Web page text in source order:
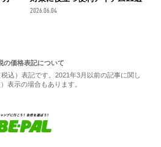
2026.06.04
の価格表記について
込）表記です。2021年3月以前の記事に関し
表示の場合もあります。